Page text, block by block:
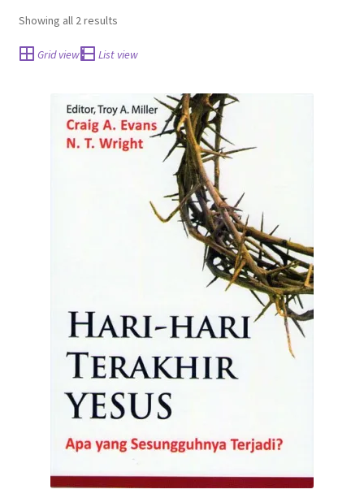
Showing all 2 results
Grid view List view